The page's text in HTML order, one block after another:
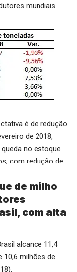
mundiais.
é de redução
de 2018,
no estoque
com redução de
de milho
com alta
alcance 11,4
10,6 milhões de